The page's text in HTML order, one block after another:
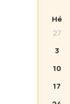
Hé
27
3
10
17